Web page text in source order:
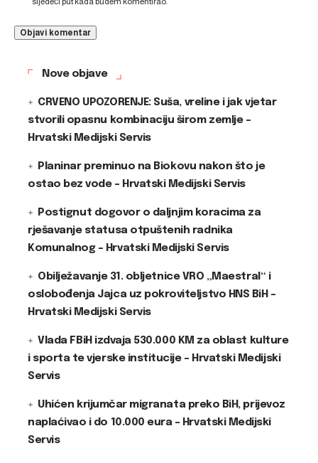
Nove objave
CRVENO UPOZORENJE: Suša, vreline i jak vjetar
stvorili opasnu kombinaciju širom zemlje –
Hrvatski Medijski Servis
Planinar preminuo na Biokovu nakon što je
ostao bez vode – Hrvatski Medijski Servis
Postignut dogovor o daljnjim koracima za
rješavanje statusa otpuštenih radnika
Komunalnog – Hrvatski Medijski Servis
Obilježavanje 31. obljetnice VRO „Maestral“ i
oslobođenja Jajca uz pokroviteljstvo HNS BiH –
Hrvatski Medijski Servis
Vlada FBiH izdvaja 530.000 KM za oblast kulture
i sporta te vjerske institucije – Hrvatski Medijski
Servis
Uhićen krijumčar migranata preko BiH, prijevoz
naplaćivao i do 10.000 eura – Hrvatski Medijski
Servis